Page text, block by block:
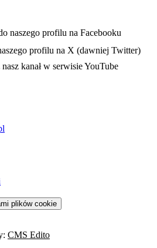
się w nowej karcie
naszego profilu na Facebooku
profilu na X (dawniej Twitter)
się w nowej karcie
kanał w serwisie YouTube
plików cookie
CMS Edito